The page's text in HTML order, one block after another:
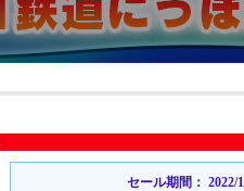
セール期間： 2022/